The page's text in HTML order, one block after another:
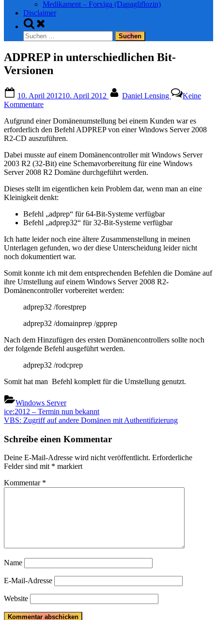
Medikament – Forxiga (Dapagliflozin)
Disclaimer
Toggle
search
form
Suchen
nach:
ADPREP in unterschiedlichen Bit-
Versionen
on
10. April 201210. April 2012 Daniel Lensing
Keine
Kommentarezu
in
unterschiedlichen
Bit-
Aufgrund einer Domänenumstellung bei einem Kunden war es
erforderlich den Befehl ADPREP von einer Windows Server 2008
R2-CD auszuführen.
Dabei musste auf einem Domänencontroller mit Windows Server
2003 R2 (32-Bit) eine Schemavorbereitung für eine Windows
Server 2008 R2 Domäne durchgeführt werden.
Dieses stellt im eigentlichen kein Problem dar, wenn man an eine
Kleinigkeit denkt:
Befehl „adprep“ für 64-Bit-Systeme verfügbar
Befehl „adprep32“ für 32-Bit-Systeme verfügbar
Ich hatte leider noch eine ältere Zusammenstellung in meinen
Unterlagen gefunden, wo der diese Unterscheidung leider nicht
noch dokumentiert war.
Somit konnte ich mit dem entsprechenden Befehlen die Domäne auf
ihre Umstellung auf einem Windows Server 2008 R2-
Domänencontroller vorbereitet werden:
adprep32 /forestprep
adprep32 /domainprep /gpprep
Nach dem Hinzufügen des ersten Domänencontrollers sollte noch
der folgende Befehl ausgeführt werden.
adprep32 /rodcprep
Somit hat man Befehl komplett für die Umstellung genutzt.
Windows Server
Beitragsnavigation
Previous
Post:
ice:2012 – Termin nun bekannt
Next
VBS: Zugriff auf andere Domänen mit Authentifizierung
Schreibe einen Kommentar
Deine E-Mail-Adresse wird nicht veröffentlicht. Erforderliche
Felder sind mit * markiert
Kommentar *
Name
E-Mail-Adresse
Website